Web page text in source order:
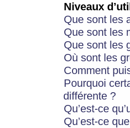
Niveaux
Que sont les
Que sont les
Que sont les
Où sont les
Comment
Pourquoi
différente ?
Qu’est-ce
Qu’est-ce